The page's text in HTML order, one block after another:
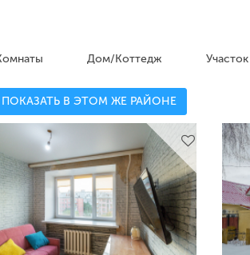
Дом/Коттедж Участок
ПОКАЗАТЬ В ЭТОМ ЖЕ РАЙОНЕ